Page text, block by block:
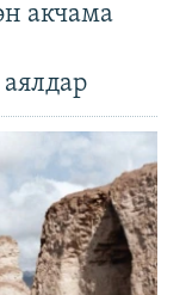
акчама